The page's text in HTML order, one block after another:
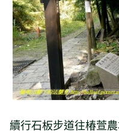
續行石板步道往椿萱